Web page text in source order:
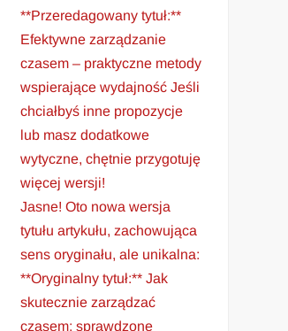
**Przeredagowany tytuł:**
Efektywne zarządzanie
czasem – praktyczne metody
wspierające wydajność Jeśli
chciałbyś inne propozycje
lub masz dodatkowe
wytyczne, chętnie przygotuję
więcej wersji!
Jasne! Oto nowa wersja
tytułu artykułu, zachowująca
sens oryginału, ale unikalna:
**Oryginalny tytuł:** Jak
skutecznie zarządzać
czasem: sprawdzone